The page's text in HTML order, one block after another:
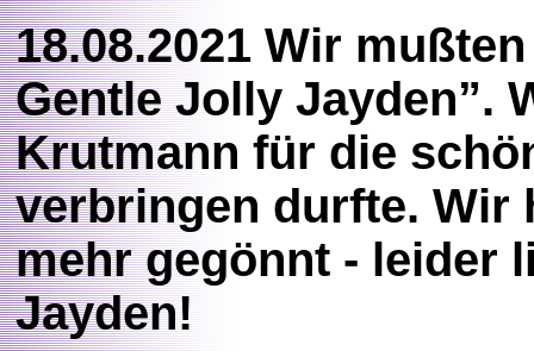
18.08.2021 Wir
Gentle Jolly Jayden”.
Krutmann für die
verbringen durfte. Wir
mehr gegönnt - leider
Jayden!